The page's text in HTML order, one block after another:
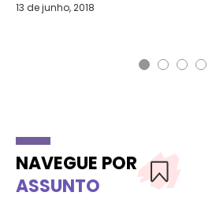
13 de junho, 2018
NAVEGUE POR
ASSUNTO